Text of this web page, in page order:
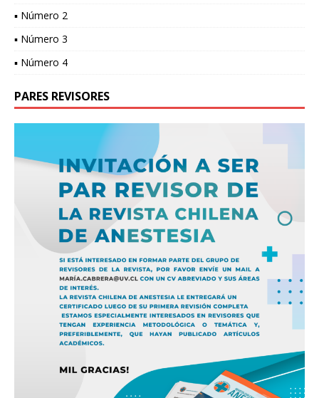
▪ Número 2
▪ Número 3
▪ Número 4
PARES REVISORES